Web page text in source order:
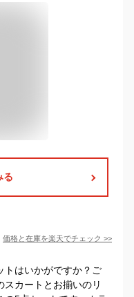
る
価格と在庫を楽天でチェック >>
トはいかがですか？ご
カートとお揃いのリ